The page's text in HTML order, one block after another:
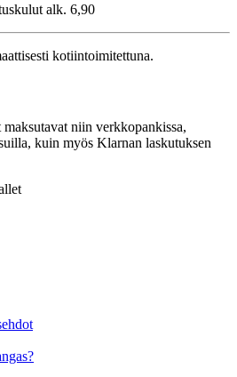
alk. 6,90
kotiintoimitettuna.
niin verkkopankissa,
kuin myös Klarnan laskutuksen